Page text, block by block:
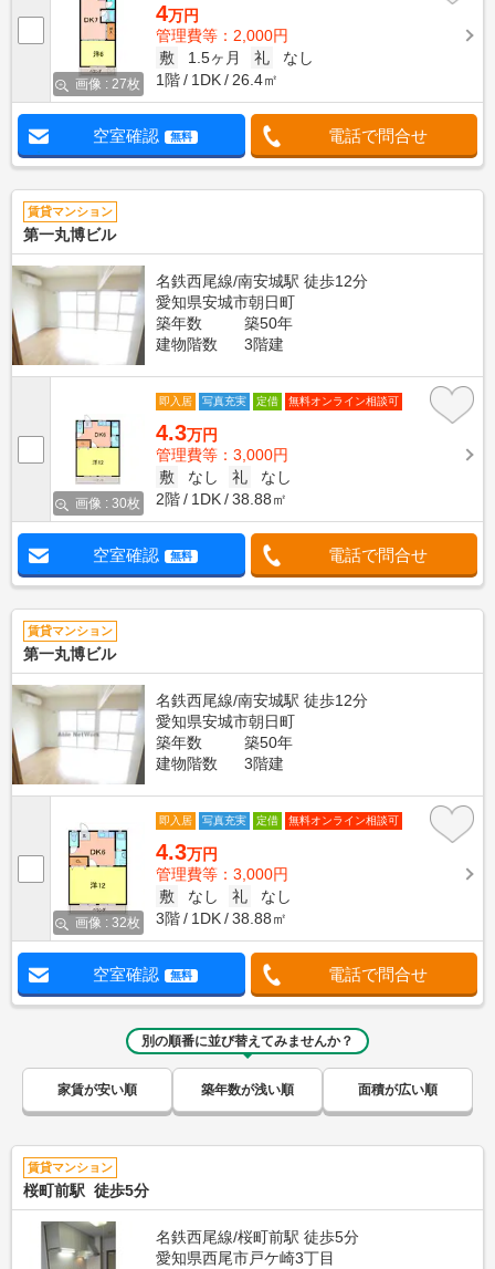
画像 : 27枚
4万円
管理費等：2,000円
敷
1.5ヶ月 礼
なし
1階
1DK 26.4㎡
空室確認 無料 電話で問合せ
賃貸マンション
第一丸博ビル
名鉄西尾線/南安城駅 徒歩12分
愛知県安城市朝日町
築年数
築50年
建物階数
3階建
画像 : 30枚
即入居 写真充実 定借 無料オンライン相談可
4.3万円
管理費等：3,000円
敷
なし 礼
なし
2階
1DK 38.88㎡
空室確認 無料 電話で問合せ
賃貸マンション
第一丸博ビル
名鉄西尾線/南安城駅 徒歩12分
愛知県安城市朝日町
築年数
築50年
建物階数
3階建
画像 : 32枚
即入居 写真充実 定借 無料オンライン相談可
4.3万円
管理費等：3,000円
敷
なし 礼
なし
3階
1DK 38.88㎡
空室確認 無料 電話で問合せ
別の順番に並び替えてみませんか？
家賃が安い順 築年数が浅い順 面積が広い順
賃貸マンション
桜町前駅 徒歩5分
名鉄西尾線/桜町前駅 徒歩5分
愛知県西尾市戸ケ崎3丁目